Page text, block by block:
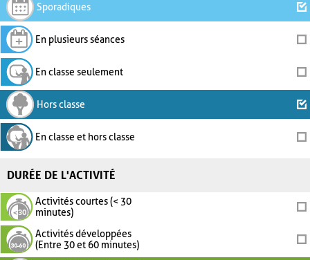
Sporadiques
En plusieurs séances
En classe seulement
Hors classe
En classe et hors classe
DURÉE DE L'ACTIVITÉ
Activités courtes (< 30
minutes)
Activités développées
(Entre 30 et 60 minutes)